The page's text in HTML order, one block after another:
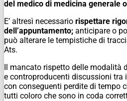
del medico di medicina generale
E’ altresì necessario rispettare
dell’appuntamento; anticipare o
può alterare le tempistiche di
Ats.
Il mancato rispetto delle modalità
e controproducenti discussioni tra
con conseguenti perdite di tempo
tutti coloro che sono in coda